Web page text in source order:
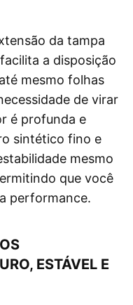
da tampa
a disposição
mesmo folhas
de virar
é profunda e
sintético fino e
mesmo
que você
performance.
ESTÁVEL E